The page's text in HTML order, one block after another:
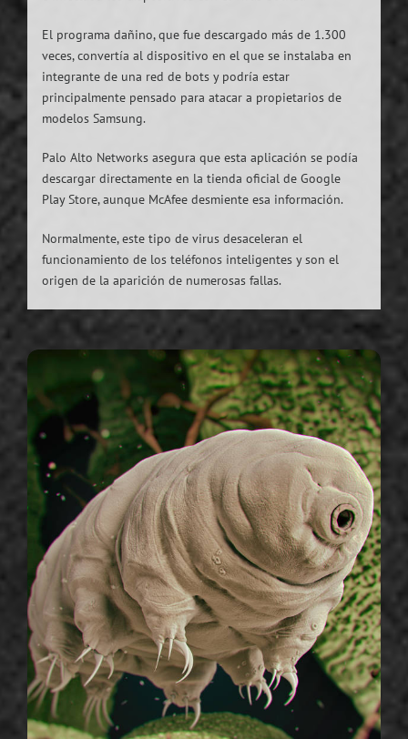
El programa dañino, que fue descargado más de 1.300
veces, convertía al dispositivo en el que se instalaba en
integrante de una red de bots y podría estar
principalmente pensado para atacar a propietarios de
modelos Samsung.
Palo Alto Networks asegura que esta aplicación se podía
descargar directamente en la tienda oficial de Google
Play Store, aunque McAfee desmiente esa información.
Normalmente, este tipo de virus desaceleran el
funcionamiento de los teléfonos inteligentes y son el
origen de la aparición de numerosas fallas.